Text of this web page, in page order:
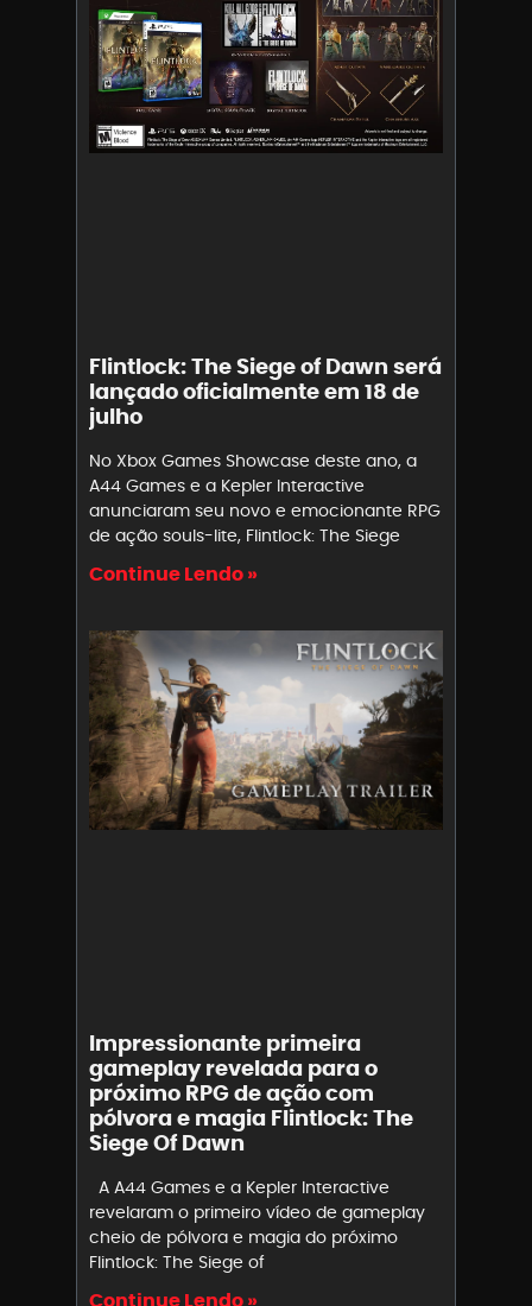
Flintlock: The Siege of Dawn será
lançado oficialmente em 18 de
julho
No Xbox Games Showcase deste ano, a
A44 Games e a Kepler Interactive
anunciaram seu novo e emocionante RPG
de ação souls-lite, Flintlock: The Siege
Continue Lendo »
Impressionante primeira
gameplay revelada para o
próximo RPG de ação com
pólvora e magia Flintlock: The
Siege Of Dawn
A A44 Games e a Kepler Interactive
revelaram o primeiro vídeo de gameplay
cheio de pólvora e magia do próximo
Flintlock: The Siege of
Continue Lendo »